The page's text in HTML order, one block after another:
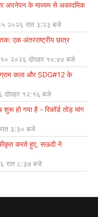
अपनेपन के माध्यम से अकादमिक
२०२६ रात ३:२३ बजे
एक अंतरराष्ट्रीय छात्र
२०२६ दोपहर १०:४४ बजे
कला और SDG#12 के
दोपहर १२:१६ बजे
हो गया है - रिकॉर्ड तोड़ मांग
३:३० बजे
करते हुए, सऊदी ने
रात ८:३७ बजे